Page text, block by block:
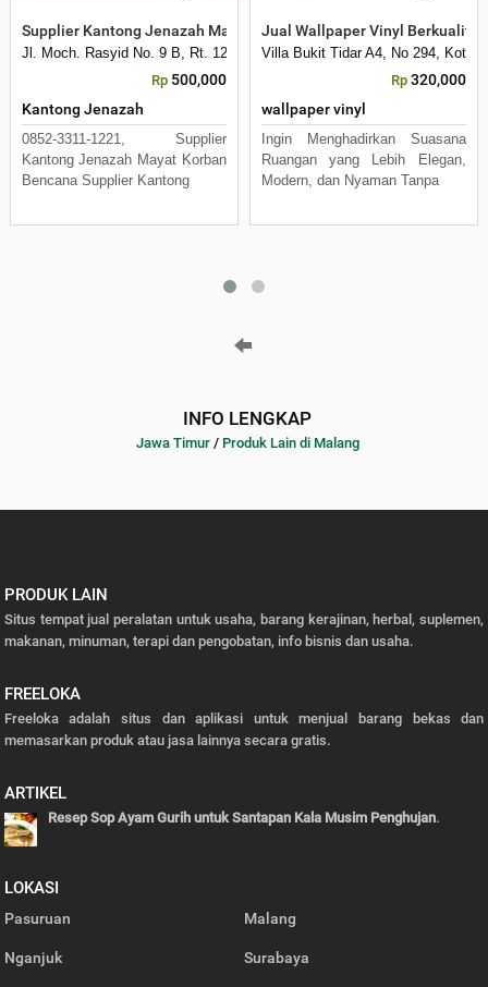
Supplier Kantong Jenazah Mayat Korban Bencana
Jl. Moch. Rasyid No. 9 B, Rt. 12 Rw. 3, Kelurahan Mulyorejo
Rp 500,000
Kantong Jenazah
0852-3311-1221, Supplier
Kantong Jenazah Mayat Korban
Bencana Supplier Kantong
Jual Wallpaper Vinyl
Villa Bukit Tidar A4, No 294, Kota
Rp 320,000
wallpaper vinyl
Ingin Menghadirkan Suasana
Ruangan yang Lebih Elegan,
Modern, dan Nyaman Tanpa
INFO LENGKAP
Jawa Timur/ Produk Lain di Malang
PRODUK LAIN
Situs tempat jual peralatan untuk usaha, barang kerajinan, herbal, suplemen,
makanan, minuman, terapi dan pengobatan, info bisnis dan usaha.
FREELOKA
Freeloka adalah situs dan aplikasi untuk menjual barang bekas dan
memasarkan produk atau jasa lainnya secara gratis.
ARTIKEL
Resep Sop Ayam Gurih untuk Santapan Kala Musim Penghujan.
LOKASI
Pasuruan Malang
Nganjuk Surabaya